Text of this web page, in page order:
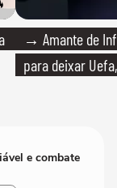
→ Amante de
para deixar
e combate